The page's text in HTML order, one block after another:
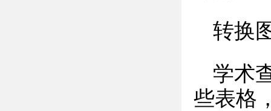
转换
学术
些表格